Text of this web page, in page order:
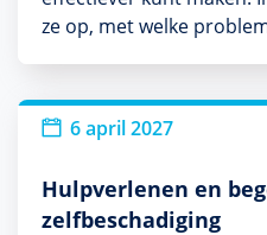
ze op, met welke
6 april 2027
Hulpverlenen en
zelfbeschadiging